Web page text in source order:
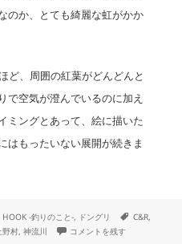
のか、とても綺麗な虹がかか
ど、周囲の紅葉がどんどんと
で空気が澄んでいるのに加え
ミングとあって、絵に描いた
はもったいない展開が続きま
カ
ゴ
HOOK -釣りのこと-, ドングリ
タ
C&R,
野村, 神流川 一投一葉の渓 に
コメントを残す